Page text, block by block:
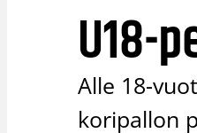
U18-
Alle 18-
koripallon